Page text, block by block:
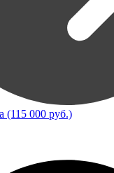
(115 000 руб.)